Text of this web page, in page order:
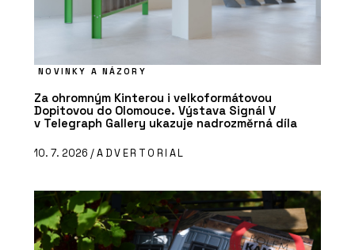
NOVINKY A NÁZORY
Za ohromným Kinterou i velkoformátovou
Dopitovou do Olomouce. Výstava Signál V
v Telegraph Gallery ukazuje nadrozměrná díla
10. 7. 2026 /ADVERTORIAL